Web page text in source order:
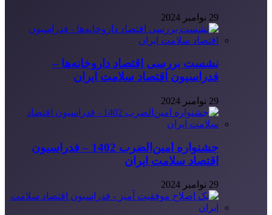
29 نوامبر 2024
نشست بررسی اقتصاد داروخانه‌ها –
فدراسیون اقتصاد سلامت ایران
29 نوامبر 2024
جشنواره امین‌الضرب 1402 – فدراسیون
اقتصاد سلامت ایران
29 نوامبر 2024